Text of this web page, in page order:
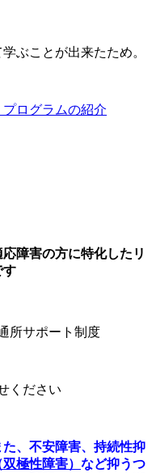
ぶことが出来たため。
プログラムの紹介
障害の方に特化したリ
す
所サポート制度
ください
、不安障害、持続性抑
極性障害） など抑うつ